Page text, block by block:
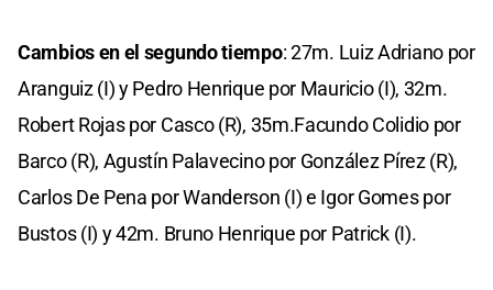
Cambios en el segundo tiempo: 27m. Luiz Adriano por
Aranguiz (I) y Pedro Henrique por Mauricio (I), 32m.
Robert Rojas por Casco (R), 35m.Facundo Colidio por
Barco (R), Agustín Palavecino por González Pírez (R),
Carlos De Pena por Wanderson (I) e Igor Gomes por
Bustos (I) y 42m. Bruno Henrique por Patrick (I).